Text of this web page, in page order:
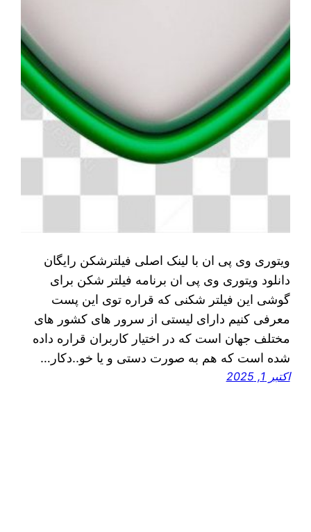
ویتوری وی پی ان با لینک اصلی فیلترشکن رایگان
دانلود ویتوری وی پی ان برنامه فیلتر شکن برای
گوشی این فیلتر شکنی که قراره توی اين پست
معرفی کنیم دارای لیستی از سرور های کشور های
مختلف جهان است که در اختیار کاربران قراره داده
شده است که هم به صورت دستی و یا خو..دکار…
اکتبر 1, 2025